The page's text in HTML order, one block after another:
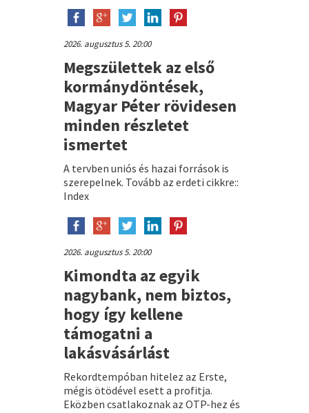
2026. augusztus 5. 20:00
Megszülettek az első
kormánydöntések,
Magyar Péter rövidesen
minden részletet
ismertet
A tervben uniós és hazai források is
szerepelnek. Tovább az erdeti cikkre::
Index
2026. augusztus 5. 20:00
Kimondta az egyik
nagybank, nem biztos,
hogy így kellene
támogatni a
lakásvásárlást
Rekordtempóban hitelez az Erste,
mégis ötödével esett a profitja.
Eközben csatlakoznak az OTP-hez és